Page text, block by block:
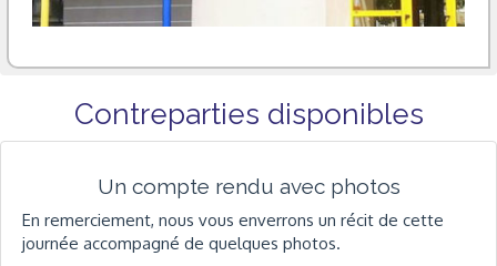
Contreparties disponibles
Un compte rendu avec photos
En remerciement, nous vous enverrons un récit de cette
journée accompagné de quelques photos.